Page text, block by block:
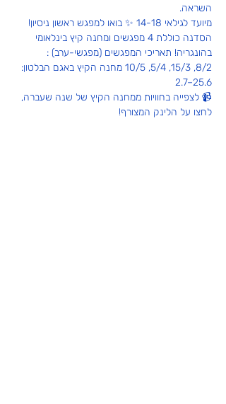
השראה.
מיועד לגילאי 14-18 ✨ בואו למפגש ראשון ניסיון!
הסדנה כוללת 4 מפגשים ומחנה קיץ בינלאומי
בהונגריה! תאריכי המפגשים (מפגשי-ערב) :
8/2, 15/3, 5/4, 10/5 מחנה הקיץ באגם הבלטון:
25.6–2.7
📹 לצפייה בחוויות ממחנה הקיץ של שנה שעברה,
לחצו על הלינק המצורף!